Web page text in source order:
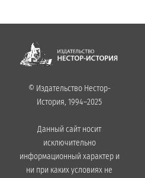
© Издательство Нестор-
История, 1994–2025
Данный сайт носит
исключительно
информационный характер и
ни при каких условиях не